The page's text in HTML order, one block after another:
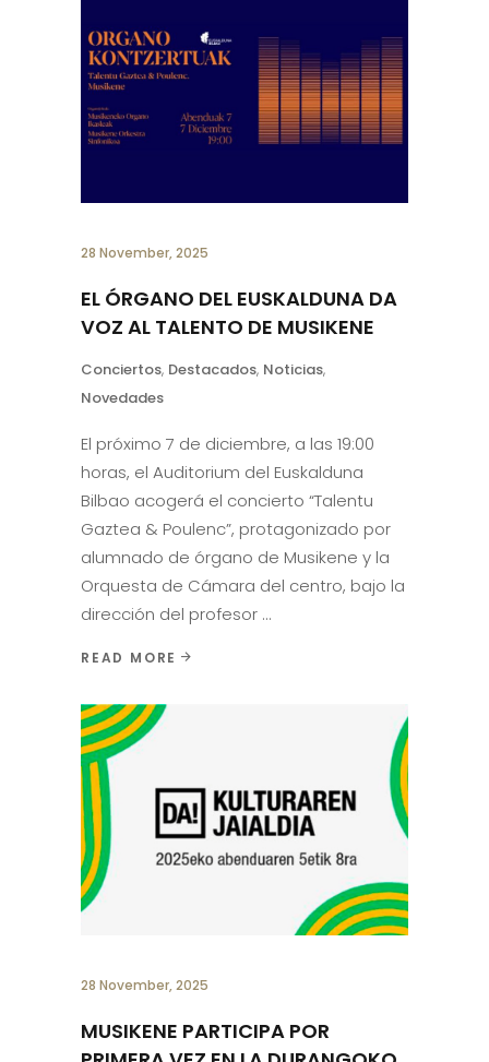
28 November, 2025
EL ÓRGANO DEL EUSKALDUNA DA
VOZ AL TALENTO DE MUSIKENE
Conciertos, Destacados, Noticias,
Novedades
El próximo 7 de diciembre, a las 19:00
horas, el Auditorium del Euskalduna
Bilbao acogerá el concierto “Talentu
Gaztea & Poulenc”, protagonizado por
alumnado de órgano de Musikene y la
Orquesta de Cámara del centro, bajo la
dirección del profesor
READ MORE
28 November, 2025
MUSIKENE PARTICIPA POR